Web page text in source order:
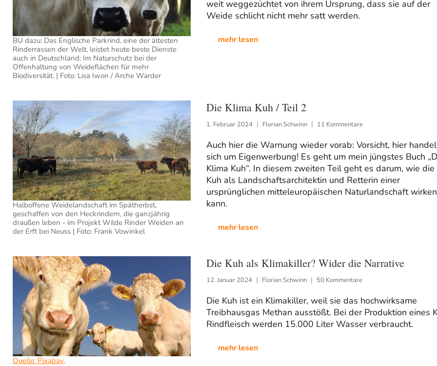
BU dazu: Das Englische Parkrind, eine der ältesten
Rinderrassen der Welt, leistet heute beste Dienste
auch in Deutschland: Im Naturschutz bei der
Offenhaltung von Weideflächen für mehr
Biodiversität. | Foto: Lisa Iwon / Arche Warder
weit weggezüchtet von ihrem Ursprung, dass sie auf der
Weide schlicht nicht mehr satt werden.
mehr lesen
Halboffene Weidelandschaft im Spätherbst,
geschaffen von den Heckrindern, die ganzjährig
draußen leben - im Projekt Wilde Rinder Weiden an
der Erft bei Neuss | Foto: Frank Vowinkel
Die Klima Kuh / Teil 2
1. Februar 2024 Florian Schwinn 11 Kommentare
Auch hier die Warnung wieder vorab: Vorsicht, hier
sich um Eigenwerbung! Es geht um mein jüngstes Buch
Klima Kuh“. In diesem zweiten Teil geht es darum, wie die
Kuh als Landschaftsarchitektin und Retterin einer
ursprünglichen mitteleuropäischen Naturlandschaft wirken
kann.
mehr lesen
Quelle: Pixabay,
Die Kuh als Klimakiller? Wider die Narrative
12. Januar 2024 Florian Schwinn 50 Kommentare
Die Kuh ist ein Klimakiller, weil sie das hochwirksame
Treibhausgas Methan ausstößt. Bei der Produktion eines
Rindfleisch werden 15.000 Liter Wasser verbraucht.
mehr lesen